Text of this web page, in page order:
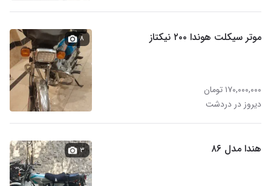
موتر سیکلت هوندا ۲۰۰ نیکتاز
۱۷۰,۰۰۰,۰۰۰ تومان
دیروز در دردشت
۸
هندا مدل ۸۶ ۳